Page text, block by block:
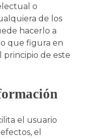
o
de los
hacerlo a
que figura en
principio de este
el usuario
el